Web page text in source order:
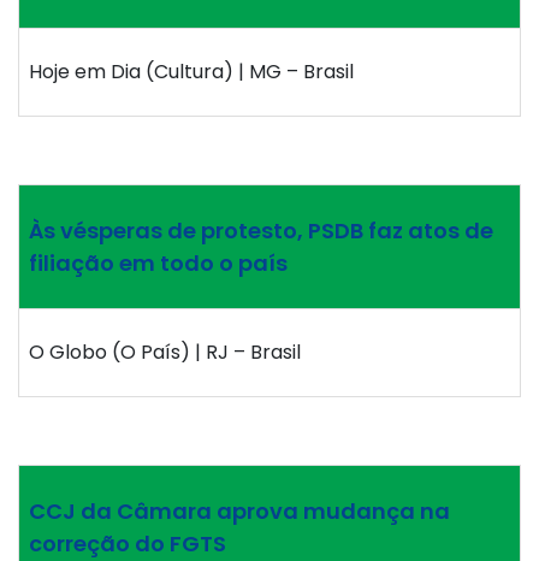
Hoje em Dia (Cultura) | MG – Brasil
Às vésperas de protesto, PSDB faz atos de
filiação em todo o país
O Globo (O País) | RJ – Brasil
CCJ da Câmara aprova mudança na
correção do FGTS